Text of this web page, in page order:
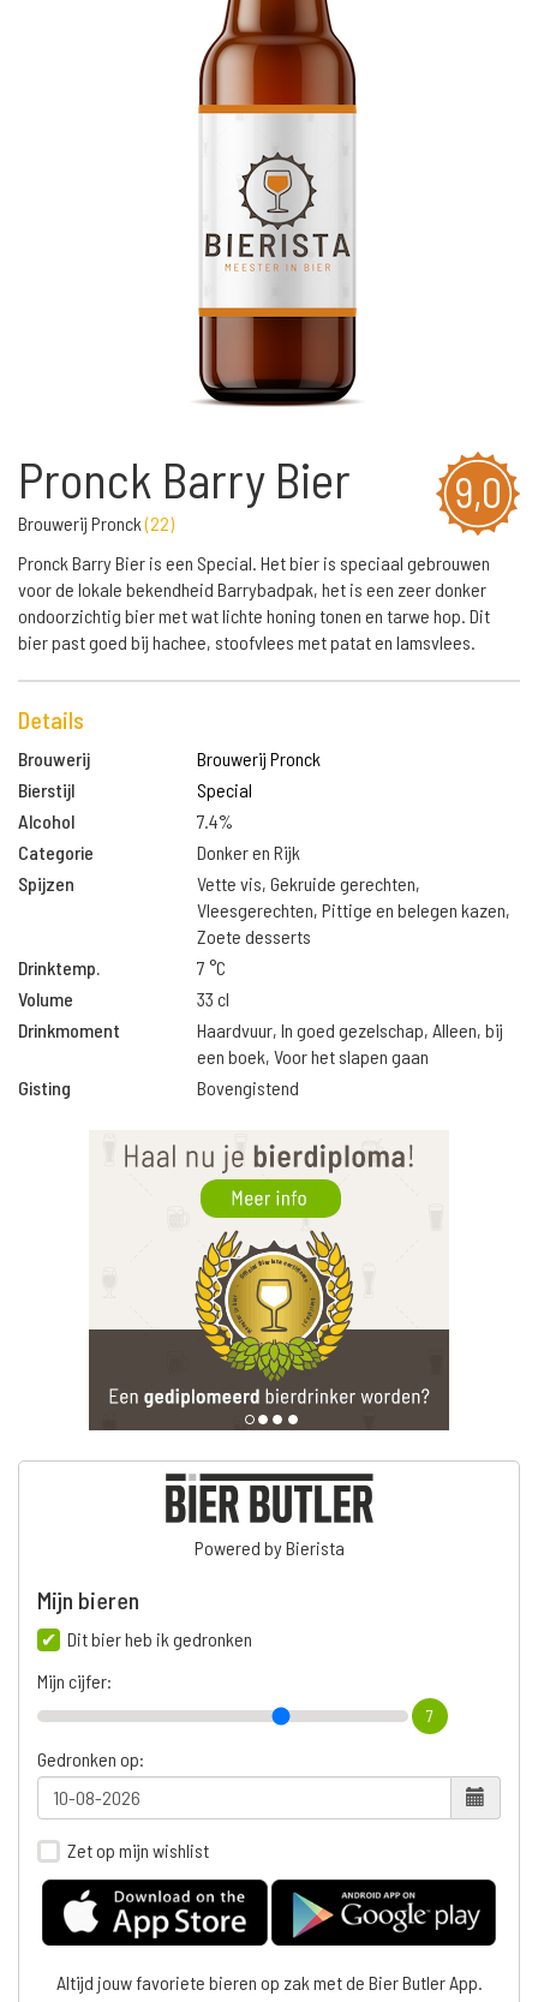
9,0
Pronck Barry Bier
Brouwerij Pronck(22)
Pronck Barry Bier is een Special. Het bier is speciaal gebrouwen
voor de lokale bekendheid Barrybadpak, het is een zeer donker
ondoorzichtig bier met wat lichte honing tonen en tarwe hop. Dit
bier past goed bij hachee, stoofvlees met patat en lamsvlees.
Details
Brouwerij
Brouwerij Pronck
Bierstijl
Special
Alcohol
7.4%
Categorie
Donker en Rijk
Spijzen
Vette vis, Gekruide gerechten,
Vleesgerechten, Pittige en belegen kazen,
Zoete desserts
Drinktemp.
7 °C
Volume
33 cl
Drinkmoment
Haardvuur, In goed gezelschap, Alleen, bij
een boek, Voor het slapen gaan
Gisting
Bovengistend
Powered by Bierista
Mijn bieren
Dit bier heb ik gedronken
Mijn cijfer:
7
Gedronken op:
Zet op mijn wishlist
Altijd jouw favoriete bieren op zak met de Bier Butler App.